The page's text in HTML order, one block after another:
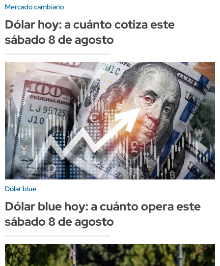
Mercado cambiario
Dólar hoy: a cuánto cotiza este
sábado 8 de agosto
Dólar blue
Dólar blue hoy: a cuánto opera este
sábado 8 de agosto